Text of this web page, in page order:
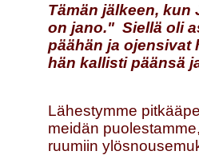
Tämän jälkeen,
on jano." Siellä oli
päähän ja ojensivat
hän kallisti päänsä
Lähestymme
meidän
ruumiin